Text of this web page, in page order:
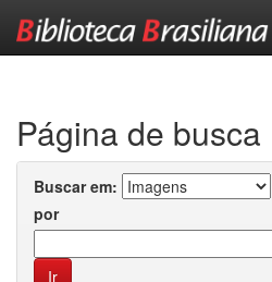
Página de busca
Buscar em:
por